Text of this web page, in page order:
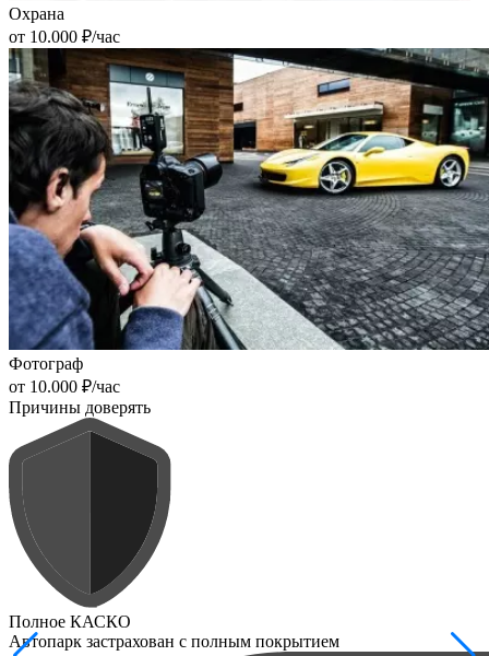
Охрана
от 10.000 ₽/час
Фотограф
от 10.000 ₽/час
Причины доверять
Полное КАСКО
Автопарк застрахован с полным покрытием